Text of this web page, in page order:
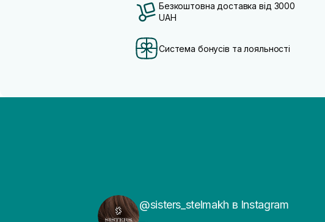
Безкоштовна доставка від 3000
UAH
Система бонусів та лояльності
@sisters_stelmakh в Instagram